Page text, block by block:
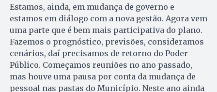
Estamos, ainda, em mudança de governo e
estamos em diálogo com a nova gestão. Agora vem
uma parte que é bem mais participativa do plano.
Fazemos o prognóstico, previsões, consideramos
cenários, daí precisamos de retorno do Poder
Público. Começamos reuniões no ano passado,
mas houve uma pausa por conta da mudança de
pessoal nas pastas do Município. Neste ano ainda